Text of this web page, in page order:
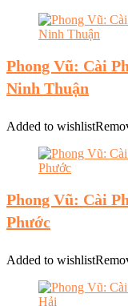
Phong Vũ: Cài
Ninh Thuận
Added to wishlist
Phong Vũ: Cài
Phước
Added to wishlist